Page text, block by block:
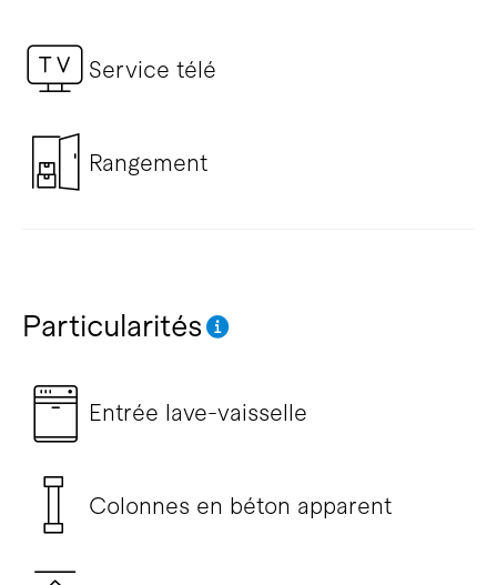
Service télé
Rangement
Particularités
Entrée lave-vaisselle
Colonnes en béton apparent